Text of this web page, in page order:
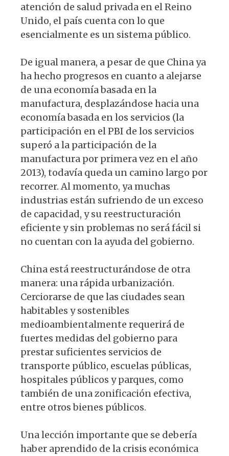
atención de salud privada en el Reino
Unido, el país cuenta con lo que
esencialmente es un sistema público.
De igual manera, a pesar de que China ya
ha hecho progresos en cuanto a alejarse
de una economía basada en la
manufactura, desplazándose hacia una
economía basada en los servicios (la
participación en el PBI de los servicios
superó a la participación de la
manufactura por primera vez en el año
2013), todavía queda un camino largo por
recorrer. Al momento, ya muchas
industrias están sufriendo de un exceso
de capacidad, y su reestructuración
eficiente y sin problemas no será fácil si
no cuentan con la ayuda del gobierno.
China está reestructurándose de otra
manera: una rápida urbanización.
Cerciorarse de que las ciudades sean
habitables y sostenibles
medioambientalmente requerirá de
fuertes medidas del gobierno para
prestar suficientes servicios de
transporte público, escuelas públicas,
hospitales públicos y parques, como
también de una zonificación efectiva,
entre otros bienes públicos.
Una lección importante que se debería
haber aprendido de la crisis económica